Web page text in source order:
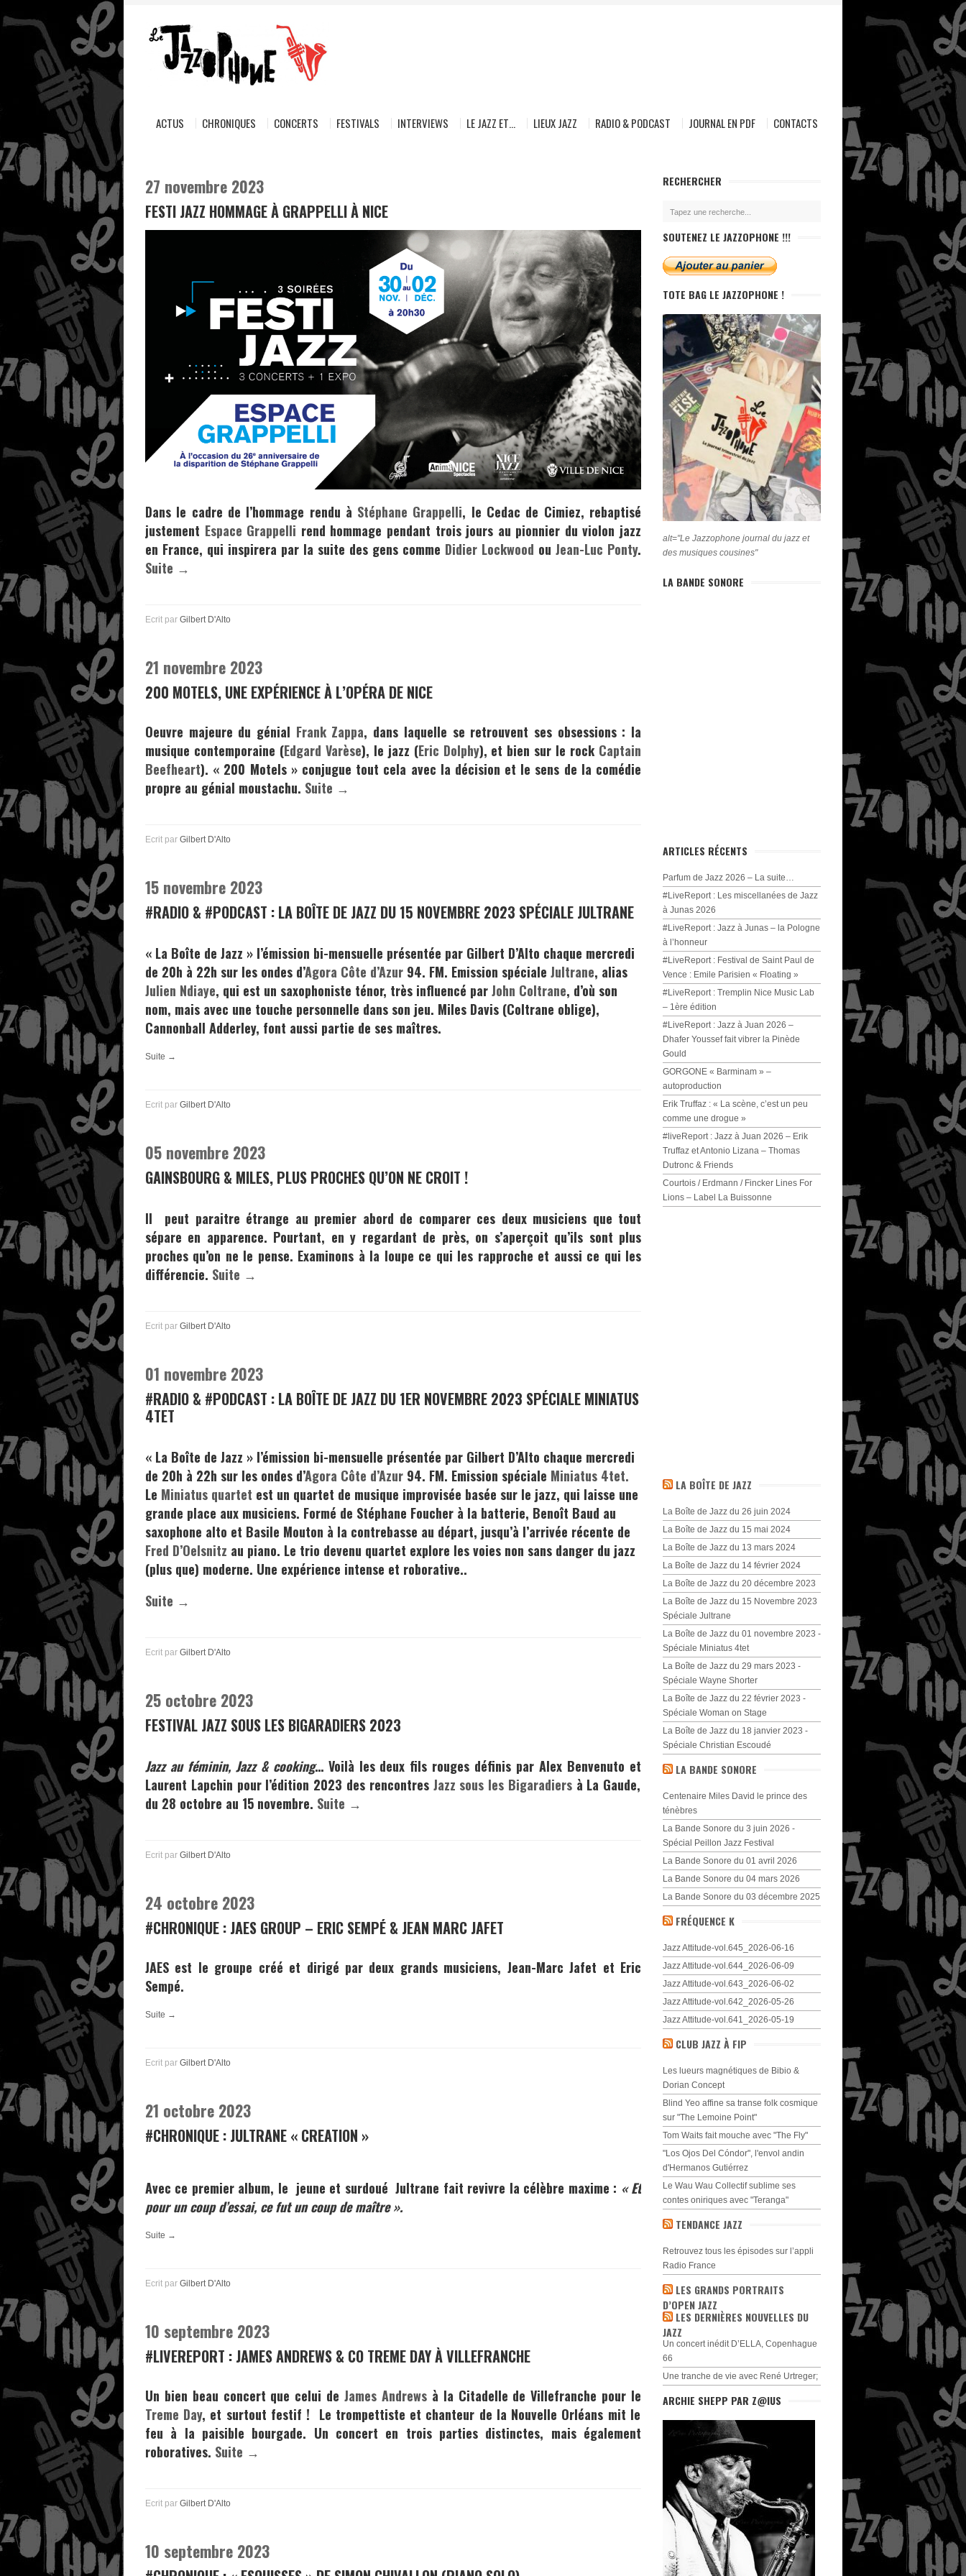
ACTUS CHRONIQUES CONCERTS FESTIVALS INTERVIEWS LE JAZZ ET… LIEUX JAZZ RADIO & PODCAST JOURNAL EN PDF CONTACTS
27 novembre 2023
FESTI JAZZ HOMMAGE À GRAPPELLI À NICE
Dans le cadre de l’hommage rendu à Stéphane Grappelli, le Cedac de Cimiez, rebaptisé
justement Espace Grappelli rend hommage pendant trois jours au pionnier du violon jazz
en France, qui inspirera par la suite des gens comme Didier Lockwood ou Jean-Luc Ponty.
Suite →
Ecrit par Gilbert D'Alto
21 novembre 2023
200 MOTELS, UNE EXPÉRIENCE À L’OPÉRA DE NICE
Oeuvre majeure du génial Frank Zappa, dans laquelle se retrouvent ses obsessions : la
musique contemporaine (Edgard Varèse), le jazz (Eric Dolphy), et bien sur le rock Captain
Beefheart). « 200 Motels » conjugue tout cela avec la décision et le sens de la comédie
propre au génial moustachu. Suite →
Ecrit par Gilbert D'Alto
15 novembre 2023
#RADIO & #PODCAST : LA BOÎTE DE JAZZ DU 15 NOVEMBRE 2023 SPÉCIALE JULTRANE
« La Boîte de Jazz » l’émission bi-mensuelle présentée par Gilbert D’Alto chaque mercredi
de 20h à 22h sur les ondes d’Agora Côte d’Azur 94. FM. Emission spéciale Jultrane, alias
Julien Ndiaye, qui est un saxophoniste ténor, très influencé parJohn Coltrane, d’où son
nom, mais avec une touche personnelle dans son jeu. Miles Davis (Coltrane oblige),
Cannonball Adderley, font aussi partie de ses maîtres.
Suite →
Ecrit par Gilbert D'Alto
05 novembre 2023
GAINSBOURG & MILES, PLUS PROCHES QU’ON NE CROIT !
Il peut paraitre étrange au premier abord de comparer ces deux musiciens que tout
sépare en apparence. Pourtant, en y regardant de près, on s’aperçoit qu’ils sont plus
proches qu’on ne le pense. Examinons à la loupe ce qui les rapproche et aussi ce qui les
différencie. Suite →
Ecrit par Gilbert D'Alto
01 novembre 2023
#RADIO & #PODCAST : LA BOÎTE DE JAZZ DU 1ER NOVEMBRE 2023 SPÉCIALE MINIATUS
4TET
« La Boîte de Jazz » l’émission bi-mensuelle présentée par Gilbert D’Alto chaque mercredi
de 20h à 22h sur les ondes d’Agora Côte d’Azur 94. FM. Emission spéciale Miniatus 4tet.
Le Miniatus quartet est un quartet de musique improvisée basée sur le jazz, qui laisse une
grande place aux musiciens. Formé de Stéphane Foucher à la batterie, Benoît Baud au
saxophone alto et Basile Mouton à la contrebasse au départ, jusqu’à l’arrivée récente de
Fred D’Oelsnitz au piano. Le trio devenu quartet explore les voies non sans danger du jazz
(plus que) moderne. Une expérience intense et roborative..
Suite →
Ecrit par Gilbert D'Alto
25 octobre 2023
FESTIVAL JAZZ SOUS LES BIGARADIERS 2023
Jazz au féminin, Jazz & cooking… Voilà les deux fils rouges définis parAlex Benvenuto et
Laurent Lapchin pour l’édition 2023 des rencontres Jazz sous les Bigaradiersà La Gaude,
du 28 octobre au 15 novembre. Suite →
Ecrit par Gilbert D'Alto
24 octobre 2023
#CHRONIQUE : JAES GROUP – ERIC SEMPÉ & JEAN MARC JAFET
JAES est le groupe créé et dirigé par deux grands musiciens, Jean-Marc Jafet et Eric
Sempé.
Suite →
Ecrit par Gilbert D'Alto
21 octobre 2023
#CHRONIQUE : JULTRANE « CREATION »
Avec ce premier album, le jeune et surdouéJultrane fait revivre la célèbre maxime : « Et
pour un coup d’essai, ce fut un coup de maître ».
Suite →
Ecrit par Gilbert D'Alto
10 septembre 2023
#LIVEREPORT : JAMES ANDREWS & CO TREME DAY À VILLEFRANCHE
Un bien beau concert que celui de James Andrewsà la Citadelle de Villefranche pour le
Treme Day, et surtout festif ! Le trompettiste et chanteur de la Nouvelle Orléans mit le
feu à la paisible bourgade. Un concert en trois parties distinctes, mais également
roboratives. Suite →
Ecrit par Gilbert D'Alto
10 septembre 2023
RECHERCHER
SOUTENEZ LE JAZZOPHONE !!!
TOTE BAG LE JAZZOPHONE !
alt="Le Jazzophone journal du jazz et
des musiques cousines"
LA BANDE SONORE
ARTICLES RÉCENTS
Parfum de Jazz 2026 – La suite…
#LiveReport : Les miscellanées de Jazz
à Junas 2026
#LiveReport : Jazz à Junas – la Pologne
à l’honneur
#LiveReport : Festival de Saint Paul de
Vence : Emile Parisien « Floating »
#LiveReport : Tremplin Nice Music Lab
– 1ère édition
#LiveReport : Jazz à Juan 2026 –
Dhafer Youssef fait vibrer la Pinède
Gould
GORGONE « Barminam » –
autoproduction
Erik Truffaz : « La scène, c’est un peu
comme une drogue »
#liveReport : Jazz à Juan 2026 – Erik
Truffaz et Antonio Lizana – Thomas
Dutronc & Friends
Courtois / Erdmann / Fincker Lines For
Lions – Label La Buissonne
LA BOÎTE DE JAZZ
La Boîte de Jazz du 26 juin 2024
La Boîte de Jazz du 15 mai 2024
La Boîte de Jazz du 13 mars 2024
La Boîte de Jazz du 14 février 2024
La Boîte de Jazz du 20 décembre 2023
La Boîte de Jazz du 15 Novembre 2023
Spéciale Jultrane
La Boîte de Jazz du 01 novembre 2023 -
Spéciale Miniatus 4tet
La Boîte de Jazz du 29 mars 2023 -
Spéciale Wayne Shorter
La Boîte de Jazz du 22 février 2023 -
Spéciale Woman on Stage
La Boîte de Jazz du 18 janvier 2023 -
Spéciale Christian Escoudé
LA BANDE SONORE
Centenaire Miles David le prince des
ténèbres
La Bande Sonore du 3 juin 2026 -
Spécial Peillon Jazz Festival
La Bande Sonore du 01 avril 2026
La Bande Sonore du 04 mars 2026
La Bande Sonore du 03 décembre 2025
FRÉQUENCE K
Jazz Attitude-vol.645_2026-06-16
Jazz Attitude-vol.644_2026-06-09
Jazz Attitude-vol.643_2026-06-02
Jazz Attitude-vol.642_2026-05-26
Jazz Attitude-vol.641_2026-05-19
CLUB JAZZ À FIP
Les lueurs magnétiques de Bibio &
Dorian Concept
Blind Yeo affine sa transe folk cosmique
sur "The Lemoine Point"
Tom Waits fait mouche avec "The Fly"
"Los Ojos Del Cóndor", l'envol andin
d'Hermanos Gutiérrez
Le Wau Wau Collectif sublime ses
contes oniriques avec "Teranga"
TENDANCE JAZZ
Retrouvez tous les épisodes sur l’appli
Radio France
LES GRANDS PORTRAITS
D’OPEN JAZZ
LES DERNIÈRES NOUVELLES DU
JAZZ
Un concert inédit D’ELLA, Copenhague
66
Une tranche de vie avec René Urtreger;
ARCHIE SHEPP PAR Z@IUS